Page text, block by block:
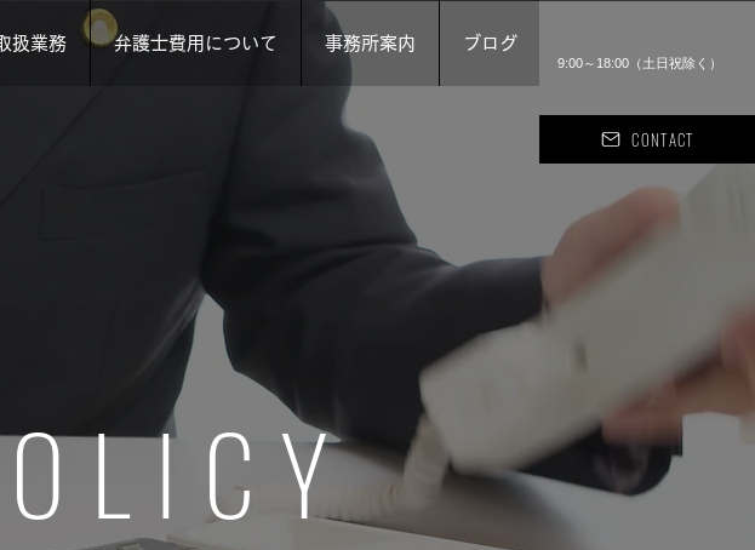
CONTACT
扱業務 弁護士費用について 事務所案内 ブログ
9:00​～18:00（土日祝除く）